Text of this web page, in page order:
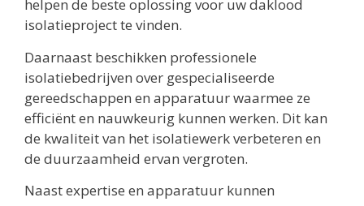
helpen de beste oplossing voor uw daklood
isolatieproject te vinden.
Daarnaast beschikken professionele
isolatiebedrijven over gespecialiseerde
gereedschappen en apparatuur waarmee ze
efficiënt en nauwkeurig kunnen werken. Dit kan
de kwaliteit van het isolatiewerk verbeteren en
de duurzaamheid ervan vergroten.
Naast expertise en apparatuur kunnen